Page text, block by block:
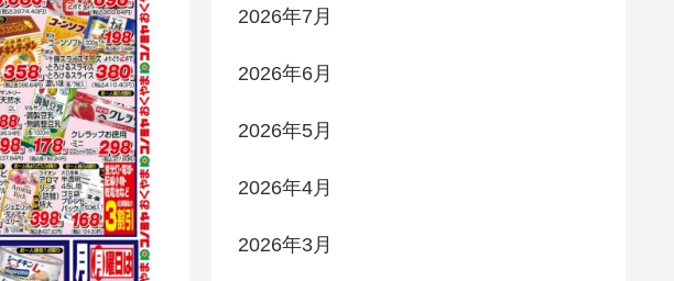
2026年7月
2026年6月
2026年5月
2026年4月
2026年3月